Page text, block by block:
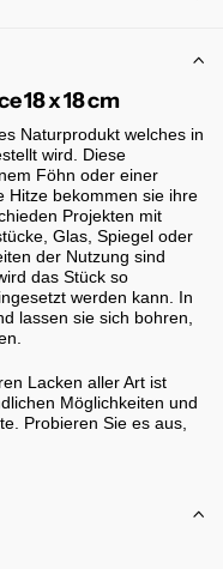
18 x 18 cm
Naturprodukt welches in
wird. Diese
Föhn oder einer
Hitze bekommen sie ihre
Projekten mit
Glas, Spiegel oder
der Nutzung sind
das Stück so
werden kann. In
lassen sie sich bohren,
Lacken aller Art ist
Möglichkeiten und
Probieren Sie es aus,